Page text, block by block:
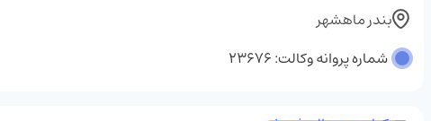
بندر ماهشهر
شماره پروانه وکالت: 23676